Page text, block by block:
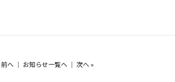
前へ ｜ お知らせ一覧へ ｜ 次へ»